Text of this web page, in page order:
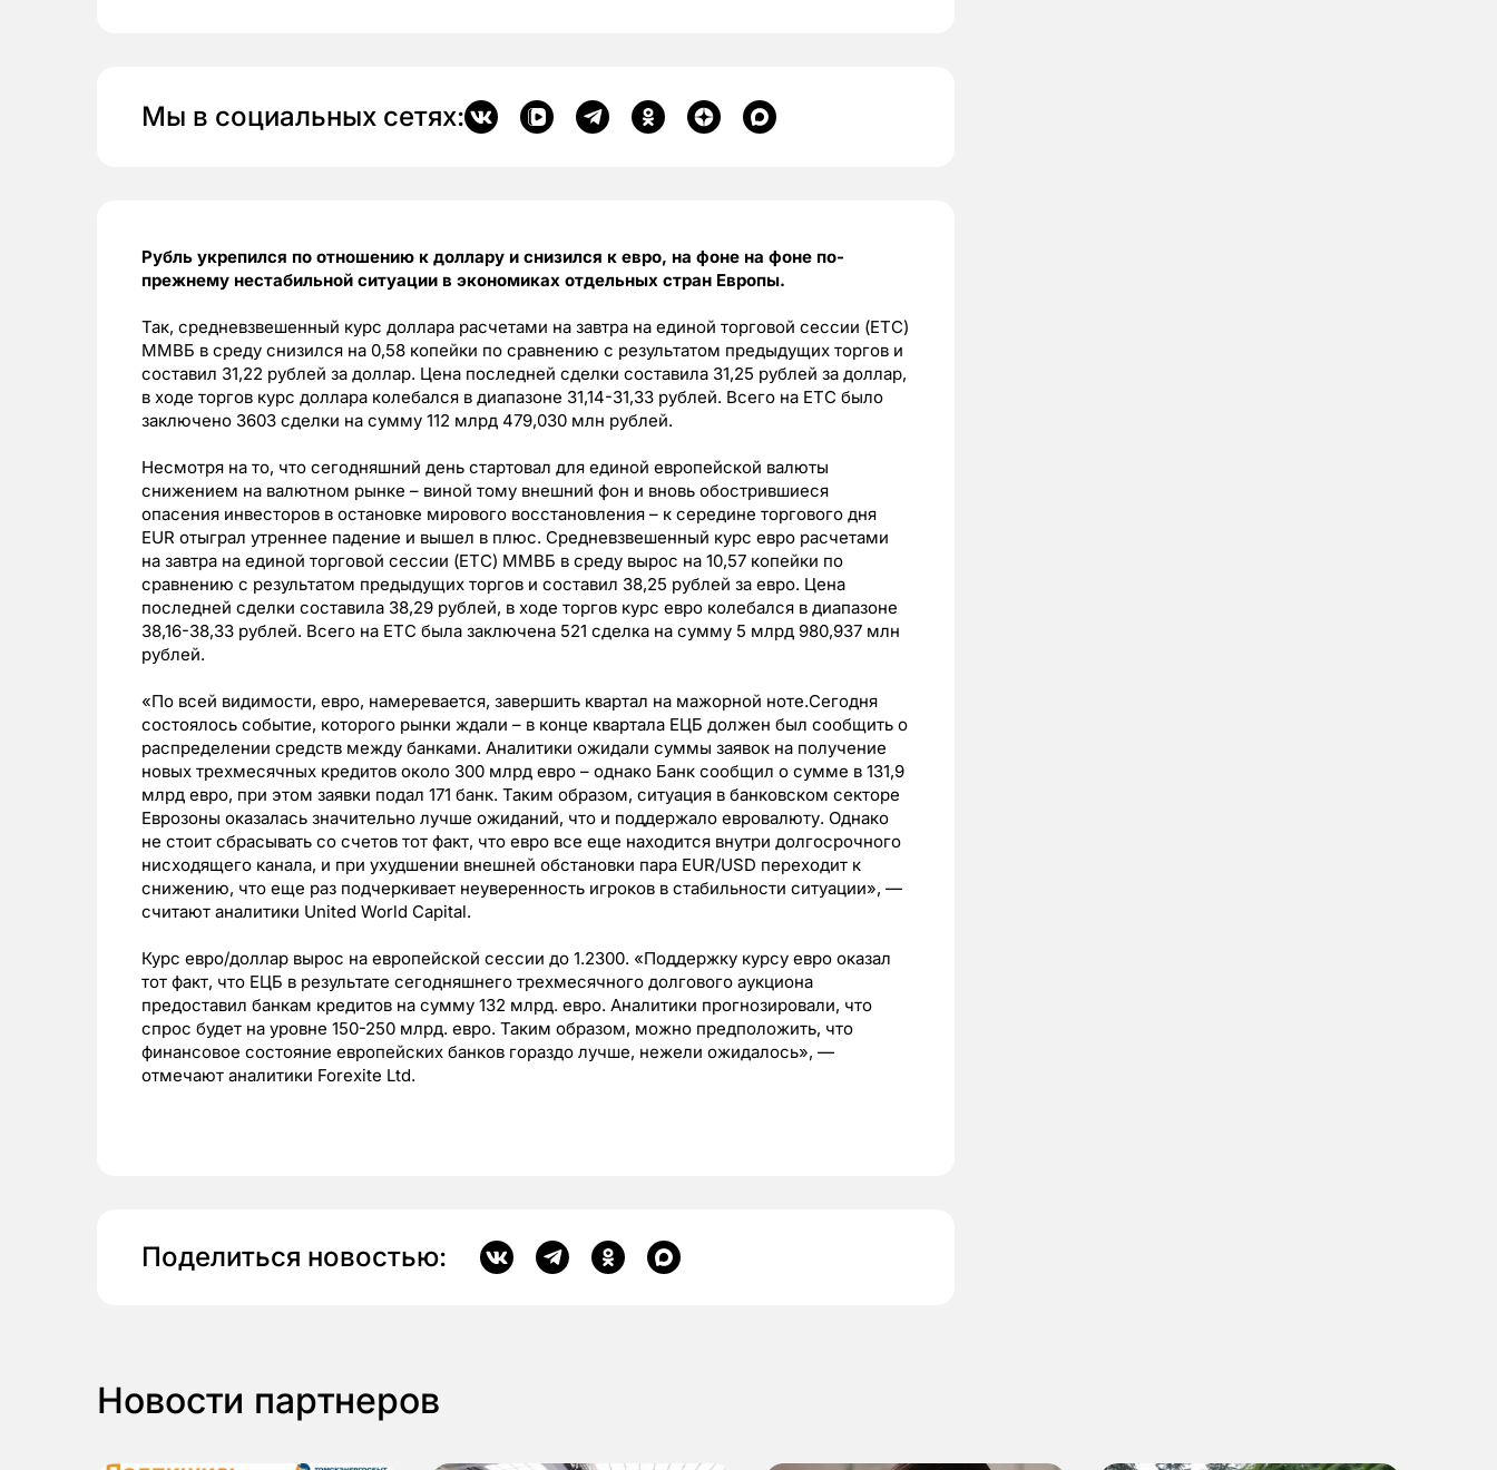
Мы в социальных сетях:
Рубль укрепился по отношению к доллару и снизился к евро, на фоне на фоне по-
прежнему нестабильной ситуации в экономиках отдельных стран Европы.
Так, средневзвешенный курс доллара расчетами на завтра на единой торговой сессии (ЕТС)
ММВБ в среду снизился на 0,58 копейки по сравнению с результатом предыдущих торгов и
составил 31,22 рублей за доллар. Цена последней сделки составила 31,25 рублей за доллар,
в ходе торгов курс доллара колебался в диапазоне 31,14-31,33 рублей. Всего на ЕТС было
заключено 3603 сделки на сумму 112 млрд 479,030 млн рублей.
Несмотря на то, что сегодняшний день стартовал для единой европейской валюты
снижением на валютном рынке – виной тому внешний фон и вновь обострившиеся
опасения инвесторов в остановке мирового восстановления – к середине торгового дня
EUR отыграл утреннее падение и вышел в плюс. Средневзвешенный курс евро расчетами
на завтра на единой торговой сессии (ЕТС) ММВБ в среду вырос на 10,57 копейки по
сравнению с результатом предыдущих торгов и составил 38,25 рублей за евро. Цена
последней сделки составила 38,29 рублей, в ходе торгов курс евро колебался в диапазоне
38,16-38,33 рублей. Всего на ЕТС былa заключенa 521 сделка на сумму 5 млрд 980,937 млн
рублей.
«По всей видимости, евро, намеревается, завершить квартал на мажорной ноте.Сегодня
состоялось событие, которого рынки ждали – в конце квартала ЕЦБ должен был сообщить о
распределении средств между банками. Аналитики ожидали суммы заявок на получение
новых трехмесячных кредитов около 300 млрд евро – однако Банк сообщил о сумме в 131,9
млрд евро, при этом заявки подал 171 банк. Таким образом, ситуация в банковском секторе
Еврозоны оказалась значительно лучше ожиданий, что и поддержало евровалюту. Однако
не стоит сбрасывать со счетов тот факт, что евро все еще находится внутри долгосрочного
нисходящего канала, и при ухудшении внешней обстановки пара EUR/USD переходит к
снижению, что еще раз подчеркивает неуверенность игроков в стабильности ситуации», —
считают аналитики United World Capital.
Курс евро/доллар вырос на европейской сессии до 1.2300. «Поддержку курсу евро оказал
тот факт, что ЕЦБ в результате сегодняшнего трехмесячного долгового аукциона
предоставил банкам кредитов на сумму 132 млрд. евро. Аналитики прогнозировали, что
спрос будет на уровне 150-250 млрд. евро. Таким образом, можно предположить, что
финансовое состояние европейских банков гораздо лучше, нежели ожидалось», —
отмечают аналитики Forexite Ltd.
Поделиться новостью:
Новости партнеров